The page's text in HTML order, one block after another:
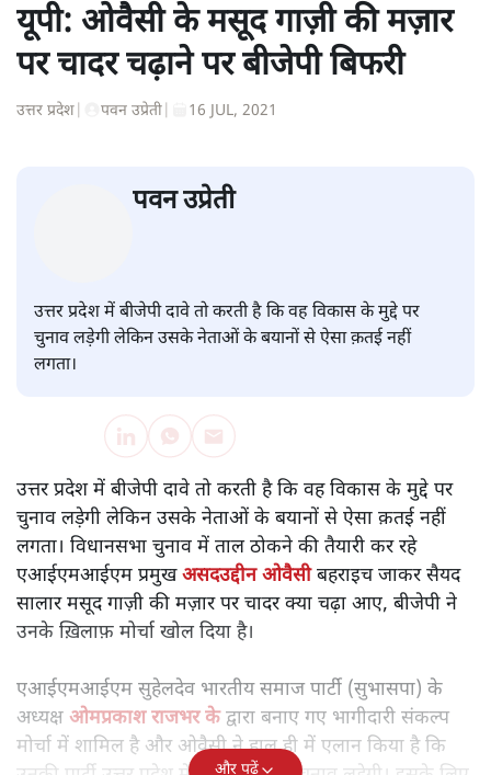
यूपी: ओवैसी के मसूद गाज़ी की मज़ार
पर चादर चढ़ाने पर बीजेपी बिफरी
उत्तर प्रदेश पवन उप्रेती 16 JUL, 2021
पवन उप्रेती
उत्तर प्रदेश में बीजेपी दावे तो करती है कि वह विकास के मुद्दे पर
चुनाव लड़ेगी लेकिन उसके नेताओं के बयानों से ऐसा क़तई नहीं
लगता।
उत्तर प्रदेश में बीजेपी दावे तो करती है कि वह विकास के मुद्दे पर